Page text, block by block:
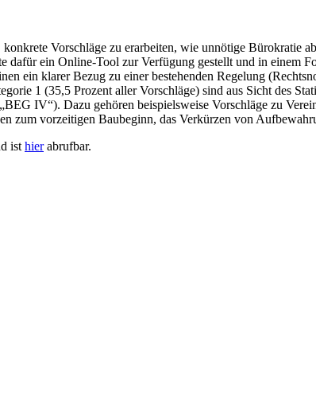
Vorschläge zu erarbeiten, wie unnötige Bürokratie
dafür ein Online-Tool zur Verfügung gestellt und in einem
ein klarer Bezug zu einer bestehenden Regelung
1 (35,5 Prozent aller Vorschläge) sind aus Sicht des
IV“). Dazu gehören beispielsweise Vorschläge zu
zum vorzeitigen Baubeginn, das Verkürzen von
ist hierabrufbar.